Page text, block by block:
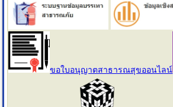
ขอใบอนุญาตสาธารณสุขออนไลน์